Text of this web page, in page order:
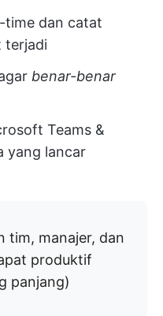
time dan catat
terjadi
benar-benar
Teams &
yang lancar
tim, manajer, dan
produktif
panjang)